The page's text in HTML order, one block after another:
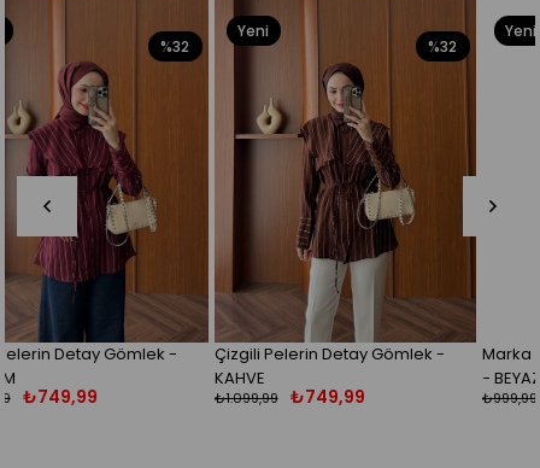
Çizgili Pelerin Detay Gömlek -
₺1.099,99
%32
Ürün
Marka Muadil Gül Detaylı
₺999,99
Ürün